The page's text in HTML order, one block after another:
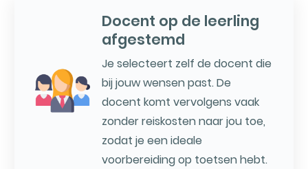
Docent op de leerling
afgestemd
Je selecteert zelf de docent die
bij jouw wensen past. De
docent komt vervolgens vaak
zonder reiskosten naar jou toe,
zodat je een ideale
voorbereiding op toetsen hebt.